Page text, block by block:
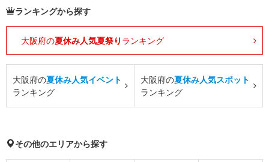
ランキングから探す
大阪府の夏休み人気夏祭り ランキング
大阪府の夏休み人気イベント
ランキング
大阪府の夏休み人気スポット
ランキング
その他のエリアから探す